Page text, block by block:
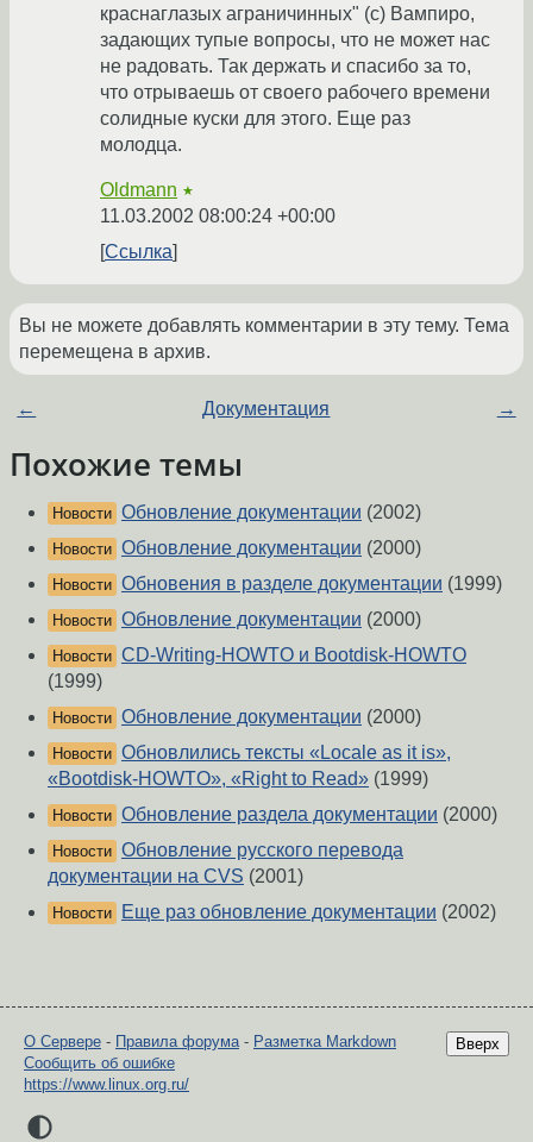
краснаглазых аграничинных" (с) Вампиро,
задающих тупые вопросы, что не может нас
не радовать. Так держать и спасибо за то,
что отрываешь от своего рабочего времени
солидные куски для этого. Еще раз
молодца.
Oldmann ★
11.03.2002 08:00:24 +00:00
Ссылка
Вы не можете добавлять комментарии в эту тему. Тема
перемещена в архив.
← Документация →
Похожие темы
Новости Обновление документации (2002)
Новости Обновление документации (2000)
Новости Обновения в разделе документации (1999)
Новости Обновление документации (2000)
Новости CD-Writing-HOWTO и Bootdisk-HOWTO
(1999)
Новости Обновление документации (2000)
Новости Обновлились тексты «Locale as it is»,
«Bootdisk-HOWTO», «Right to Read» (1999)
Новости Обновление раздела документации (2000)
Новости Обновление русского перевода
документации на CVS (2001)
Новости Еще раз обновление документации (2002)
Вверх
О Сервере - Правила форума - Разметка Markdown
Сообщить об ошибке
https://www.linux.org.ru/